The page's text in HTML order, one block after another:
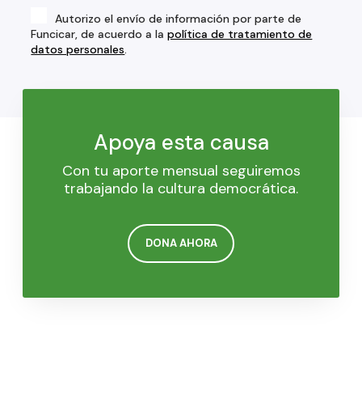
Autorizo el envío de información por parte de
Funcicar, de acuerdo a lapolítica de tratamiento de
datos personales.
Apoya esta causa
Con tu aporte mensual seguiremos
trabajando la cultura democrática.
DONA AHORA